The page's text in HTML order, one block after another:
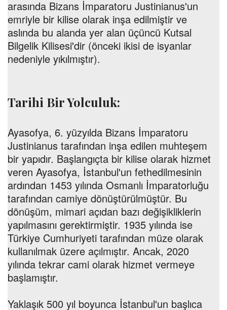
arasında Bizans İmparatoru Justinianus'un
emriyle bir kilise olarak inşa edilmiştir ve
aslında bu alanda yer alan üçüncü Kutsal
Bilgelik Kilisesi'dir (önceki ikisi de isyanlar
nedeniyle yıkılmıştır).
Tarihi Bir Yolculuk:
Ayasofya, 6. yüzyılda Bizans İmparatoru
Justinianus tarafından inşa edilen muhteşem
bir yapıdır. Başlangıçta bir kilise olarak hizmet
veren Ayasofya, İstanbul'un fethedilmesinin
ardından 1453 yılında Osmanlı İmparatorluğu
tarafından camiye dönüştürülmüştür. Bu
dönüşüm, mimari açıdan bazı değişikliklerin
yapılmasını gerektirmiştir. 1935 yılında ise
Türkiye Cumhuriyeti tarafından müze olarak
kullanılmak üzere açılmıştır. Ancak, 2020
yılında tekrar cami olarak hizmet vermeye
başlamıştır.
Yaklaşık 500 yıl boyunca İstanbul'un başlıca